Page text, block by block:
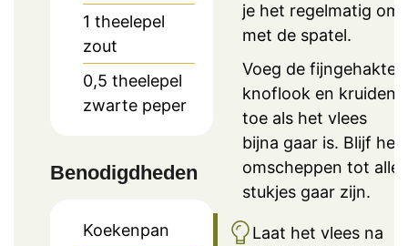
1 theelepel
zout
0,5 theelepel
zwarte peper
Benodigdheden
Koekenpan
je het regelmatig om
met de spatel.
Voeg de fijngehakte
knoflook en kruiden
toe als het vlees
bijna gaar is. Blijf het
omscheppen tot alle
stukjes gaar zijn.
Laat het vlees na